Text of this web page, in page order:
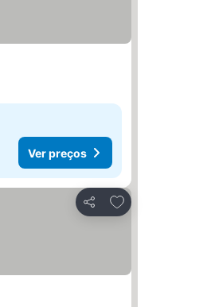
Ver preços
Partilhar
Adicionar aos